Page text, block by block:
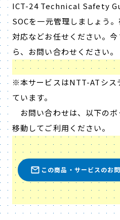
ICT-24 Technical Safety
SOCを一元管理しましょう
対応などお任せください。
ら、お問い合わせください。
※本サービスはNTT-ATシス
ています。
お問い合わせは、以下の
移動してご利用ください。
この商品・サービスのお